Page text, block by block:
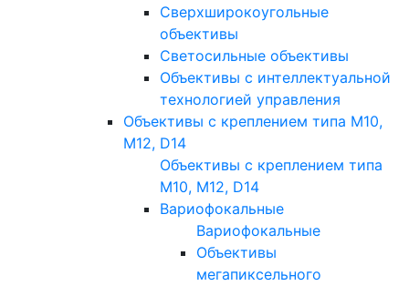
Сверхширокоугольные
объективы
Светосильные объективы
Объективы с интеллектуальной
технологией управления
Объективы с креплением типа M10,
M12, D14
Объективы с креплением типа
M10, M12, D14
Вариофокальные
Вариофокальные
Объективы
мегапиксельного